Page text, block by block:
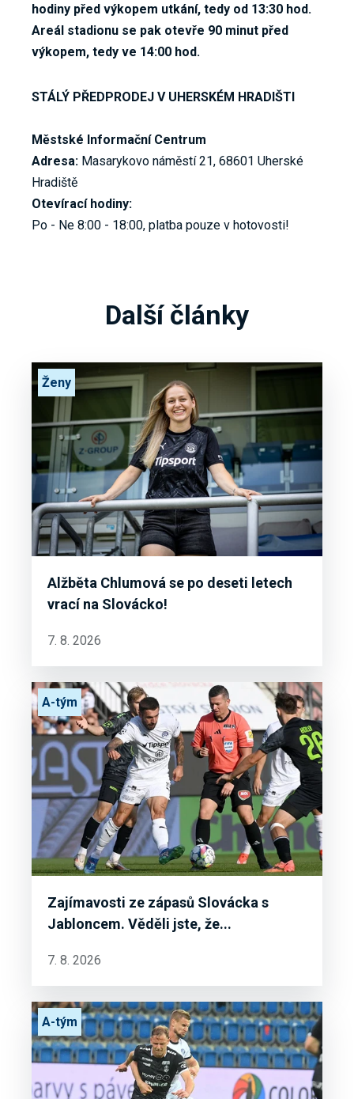
hodiny před výkopem utkání, tedy od 13:30 hod.
Areál stadionu se pak otevře 90 minut před
výkopem, tedy ve 14:00 hod.
STÁLÝ PŘEDPRODEJ V UHERSKÉM HRADIŠTI
Městské Informační Centrum
Adresa: Masarykovo náměstí 21, 68601 Uherské
Hradiště
Otevírací hodiny:
Po - Ne 8:00 - 18:00, platba pouze v hotovosti!
Další články
Alžběta Chlumová se po deseti letech
vrací na Slovácko!
Ženy
7. 8. 2026
Zajímavosti ze zápasů Slovácka s
Jabloncem. Věděli jste, že...
A-tým
7. 8. 2026
A-tým